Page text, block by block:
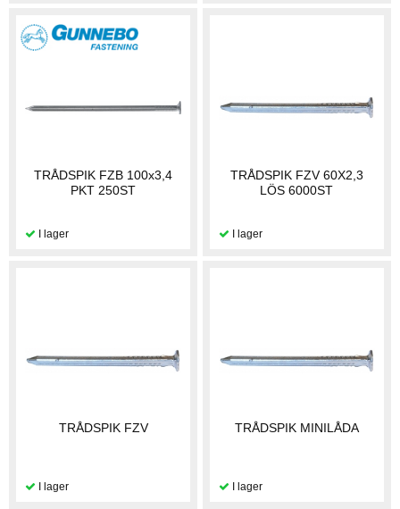
TRÅDSPIK FZB 100x3,4
PKT 250ST
TRÅDSPIK FZV 60X2,3
LÖS 6000ST
TRÅDSPIK FZV TRÅDSPIK MINILÅDA